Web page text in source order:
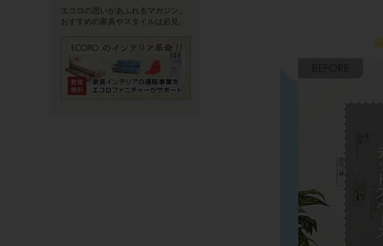
エコロの思いがあふれるマガジン。
おすすめの家具やスタイルは必見。